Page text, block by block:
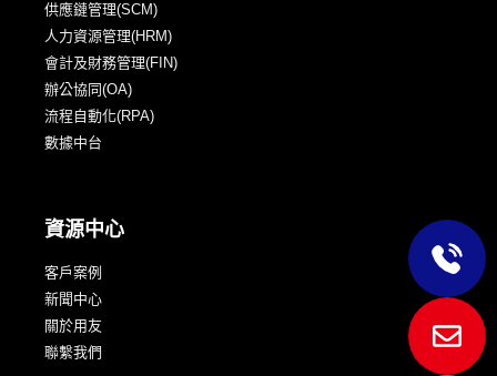
供應鏈管理(SCM)
人力資源管理(HRM)
會計及財務管理(FIN)
辦公協同(OA)
流程自動化(RPA)
數據中台
資源中心
客戶案例
新聞中心
關於用友
聯繫我們